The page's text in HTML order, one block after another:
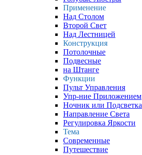
Применение
Над Столом
Второй Свет
Над Лестницей
Конструкция
Потолочные
Подвесные
на Штанге
Функции
Пульт Управления
Упр-ние Приложением
Ночник или Подсветка
Направление Света
Регулировка Яркости
Тема
Современные
Путешествие